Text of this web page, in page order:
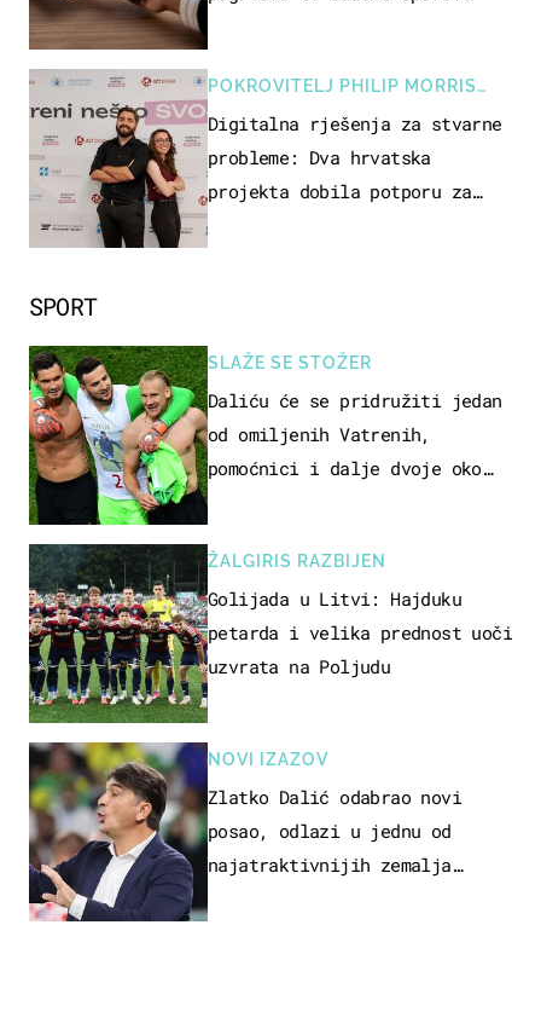
SPORT
SLAŽE SE STOŽER
Daliću će se pridružiti jedan
od omiljenih Vatrenih,
pomoćnici i dalje dvoje oko
ŽALGIRIS RAZBIJEN
Golijada u Litvi: Hajduku
petarda i velika prednost uoči
uzvrata na Poljudu
NOVI IZAZOV
Zlatko Dalić odabrao novi
posao, odlazi u jednu od
najatraktivnijih zemalja
POKROVITELJ PHILIP MORRIS
ZAGREB
Digitalna rješenja za stvarne
probleme: Dva hrvatska
projekta dobila potporu za